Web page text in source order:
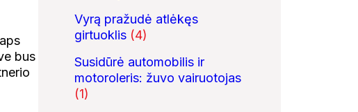
bus
Vyrą pražudė atlėkęs
girtuoklis (4)
Susidūrė automobilis ir
motoroleris: žuvo vairuotojas
(1)